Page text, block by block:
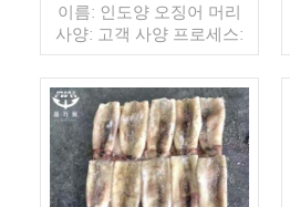
이름: 인도양 오징어 머리
사양: 고객 사양 프로세스:
컷 유약: BQF 40%(맞춤형)
포장: 1kg / 가방, 10kg / 짠
가방 (맞춤형) 판매 모델: 도
매/수출 최소. 주문: 20피트
컨테이너 / 40피트 컨테이
너 지불: 보자마자 TT / С확
인된 취소 불가능한 LC 배
더 읽기